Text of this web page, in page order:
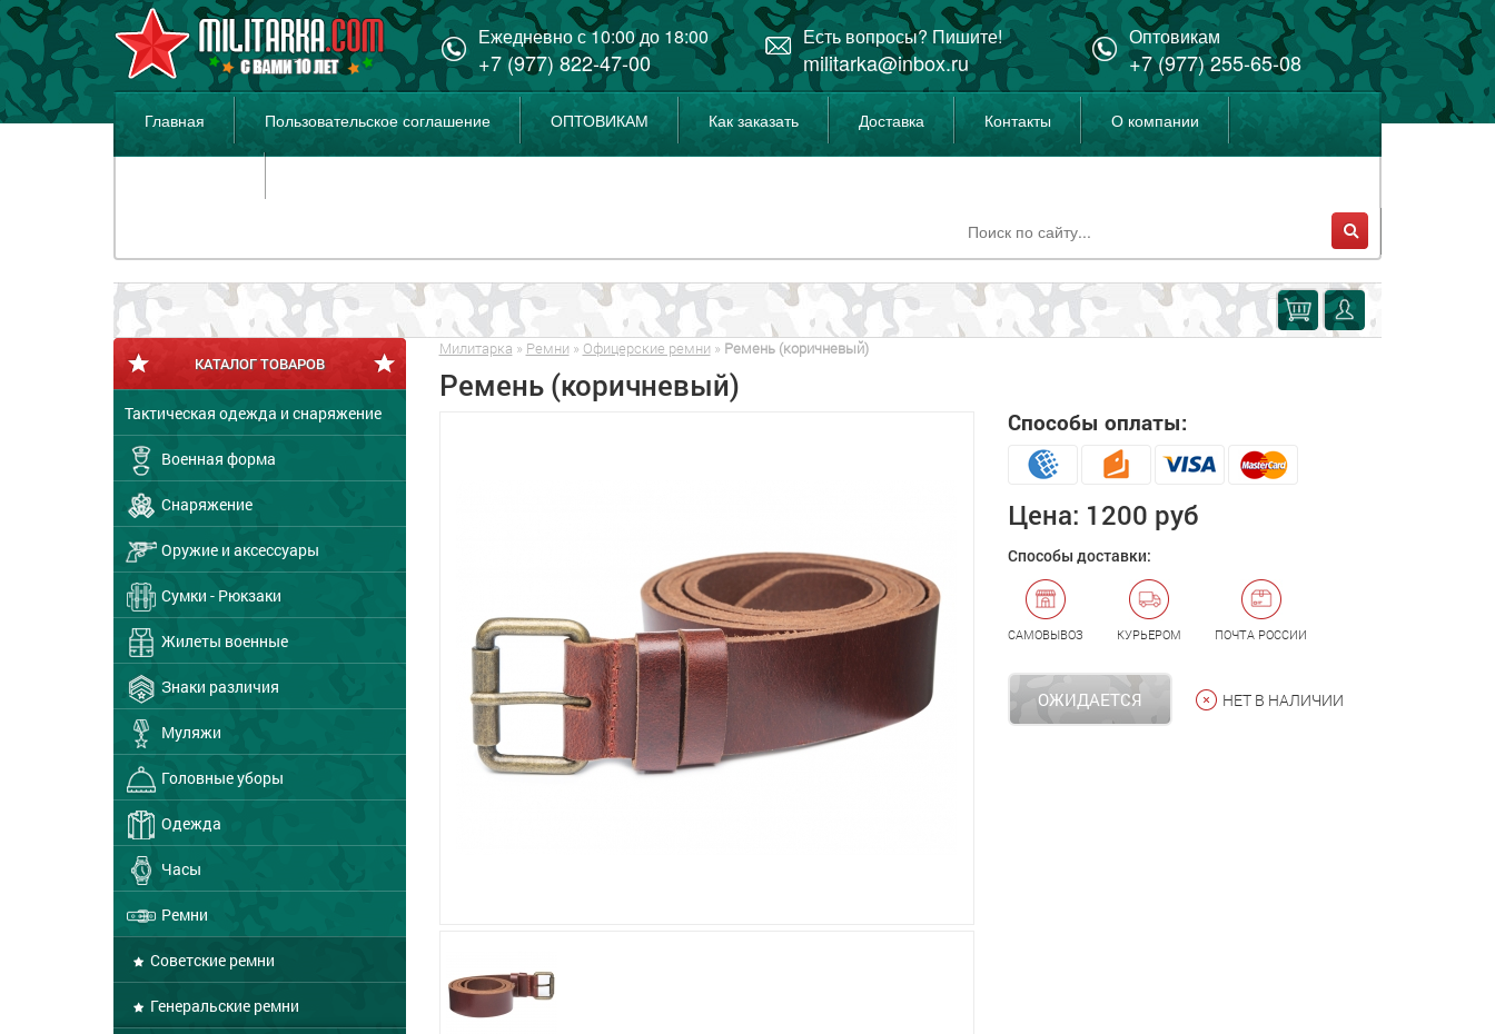
Ежедневно с 10:00 до 18:00
+7 (977) 822-47-00
Есть вопросы? Пишите!
militarka@inbox.ru
Оптовикам
+7 (977) 255-65-08
Главная Пользовательское соглашение ОПТОВИКАМ Как заказать Доставка Контакты О компании
КАТАЛОГ ТОВАРОВ
Тактическая одежда и снаряжение
Военная форма
Снаряжение
Оружие и аксессуары
Сумки - Рюкзаки
Жилеты военные
Знаки различия
Муляжи
Головные уборы
Одежда
Часы
Ремни
Советские ремни
Генеральские ремни
Милитарка » Ремни » Офицерские ремни » Ремень (коричневый)
Ремень (коричневый)
Способы оплаты:
Цена: 1200 руб
Способы доставки:
САМОВЫВОЗ КУРЬЕРОМ ПОЧТА РОССИИ
ОЖИДАЕТСЯ НЕТ В НАЛИЧИИ